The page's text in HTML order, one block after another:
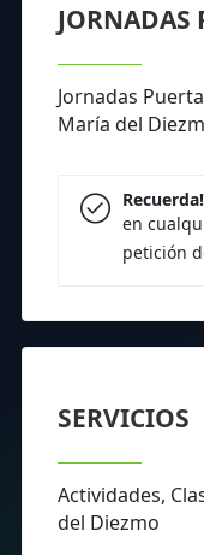
JORNADAS
Jornadas
María del
Recuerda!
en
petición
SERVICIOS
Actividades,
del Diezmo